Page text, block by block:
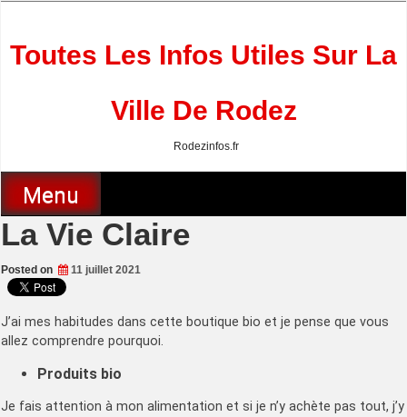
Toutes Les Infos Utiles Sur La
Ville De Rodez
Rodezinfos.fr
Menu
La Vie Claire
Posted on 11 juillet 2021
J’ai mes habitudes dans cette boutique bio et je pense que vous
allez comprendre pourquoi.
Produits bio
Je fais attention à mon alimentation et si je n’y achète pas tout, j’y